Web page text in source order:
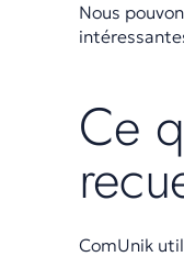
Nous
Ce
ComUnik